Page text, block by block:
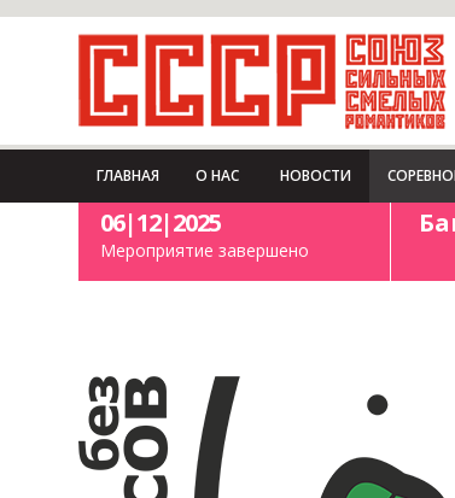
ГЛАВНАЯ О НАС НОВОСТИ
06|12|2025
Мероприятие завершено